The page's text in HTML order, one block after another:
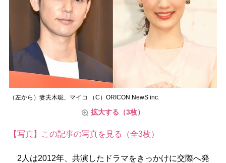
（左から）妻夫木聡、マイコ （C）ORICON NewS inc.
拡大する（3枚）
【写真】この記事の写真を見る（全3枚）
2人は2012年、共演したドラマをきっかけに交際へ発